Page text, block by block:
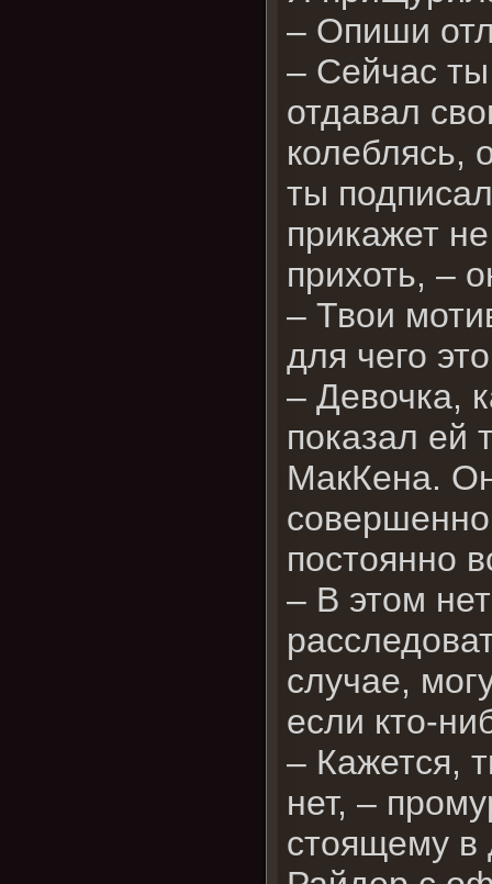
– Опиши
– Сейчас
отдавал
колеблясь,
ты
прикажет
прихоть, –
– Твои
для чего
– Девочка,
показал ей
МакКена.
постоянно
– В этом
случае,
если кто-
– Кажется,
нет, –
стоящему в